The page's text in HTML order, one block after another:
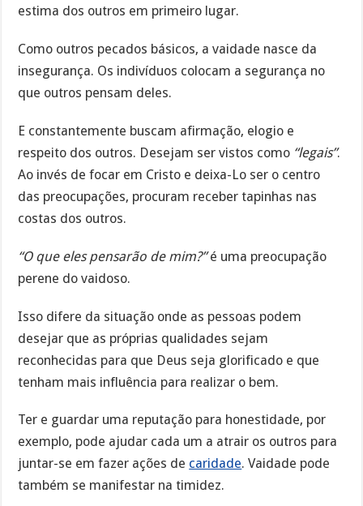
estima dos outros em primeiro lugar.
Como outros pecados básicos, a vaidade nasce da
insegurança. Os indivíduos colocam a segurança no
que outros pensam deles.
E constantemente buscam afirmação, elogio e
respeito dos outros. Desejam ser vistos como “legais”.
Ao invés de focar em Cristo e deixa-Lo ser o centro
das preocupações, procuram receber tapinhas nas
costas dos outros.
“O que eles pensarão de mim?”é uma preocupação
perene do vaidoso.
Isso difere da situação onde as pessoas podem
desejar que as próprias qualidades sejam
reconhecidas para que Deus seja glorificado e que
tenham mais influência para realizar o bem.
Ter e guardar uma reputação para honestidade, por
exemplo, pode ajudar cada um a atrair os outros para
juntar-se em fazer ações de caridade. Vaidade pode
também se manifestar na timidez.